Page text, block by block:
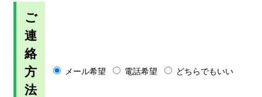
ご
連
絡
方
法
メール希望 電話希望 どちらでもいい